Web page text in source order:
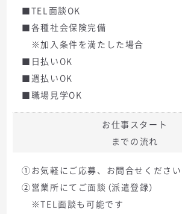
■TEL面談OK
■各種社会保険完備
※加入条件を満たした場合
■日払いOK
■週払いOK
■職場見学OK
お仕事スタート
までの流れ
①お気軽にご応募、お問合せください
②営業所にてご面談（派遣登録）
※TEL面談も可能です